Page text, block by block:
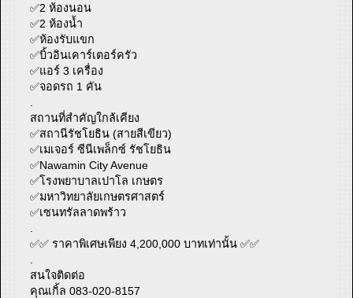
✅2 ห้องนอน
✅2 ห้องน้ำ
✅ห้องรับแขก
✅บิ้วอินเคาร์เตอร์ครัว
✅แอร์ 3 เครื่อง
✅จอดรถ 1 คัน
สถานที่สำคัญใกล้เคียง
✅สถานีรัชโยธิน (สายสีเขียว)
✅เมเจอร์ ซีนีเพล็กซ์ รัชโยธิน
✅Nawamin City Avenue
✅โรงพยาบาลเปาโล เกษตร
✅มหาวิทยาลัยเกษตรศาสตร์
✅เซนทรัลลาดพร้าว
✅✅ ราคาพิเศษเพียง 4,200,000 บาทเท่านั้น ✅✅
สนใจติดต่อ
คุณเกิ้ล 083-020-8157